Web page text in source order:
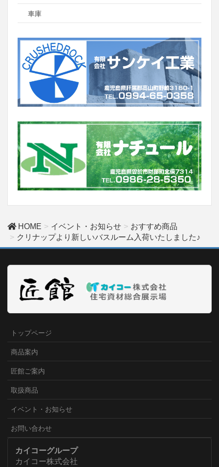
車庫
HOME イベント・お知らせ
おすすめ商品
クリナップより新しいバスルーム入荷いたしました♪
トップページ
商品案内
匠館ご案内
取扱商品
イベント・お知らせ
お問い合わせ
カイコーグループ
カイコー株式会社